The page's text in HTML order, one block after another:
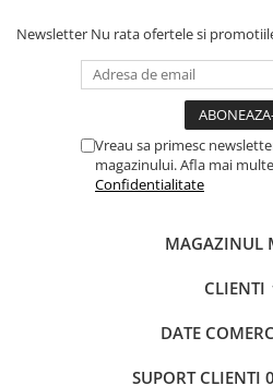
Newsletter Nu rata ofertele si
Vreau sa primesc
magazinului. Afla mai
Confidentialitate
MAGAZINUL
CLIENTI
DATE
SUPORT CLIENTI